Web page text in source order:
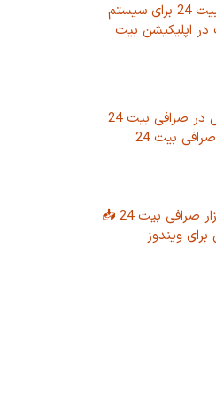
نصب برنامه صرافی بیت 24 برای سیستم
در اپلیکیشن بیت
آموزش خرید و فروش در صرافی بیت 24
بیت 24
راهنمای دانلود نرم افزار صرافی بیت 24 📥
برای ویندوز